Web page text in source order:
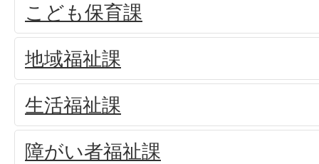
こども保育課
地域福祉課
生活福祉課
障がい者福祉課